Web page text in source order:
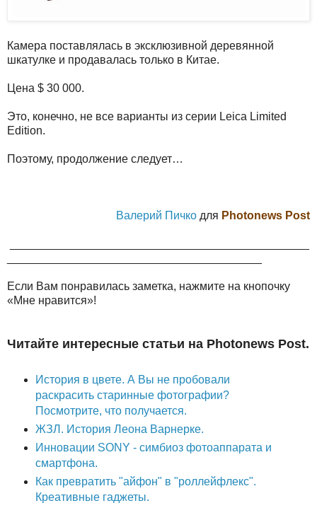
Камера поставлялась в эксклюзивной деревянной
шкатулке и продавалась только в Китае.
Цена $ 30 000.
Это, конечно, не все варианты из серии Leica Limited
Edition.
Поэтому, продолжение следует…
Валерий Пичко для Photonews Post
Если Вам понравилась заметка, нажмите на кнопочку
«Мне нравится»!
Читайте интересные статьи на Photonews Post.
История в цвете. А Вы не пробовали
раскрасить старинные фотографии?
Посмотрите, что получается.
ЖЗЛ. История Леона Варнерке.
Инновации SONY - симбиоз фотоаппарата и
смартфона.
Как превратить "айфон" в "роллейфлекс".
Креативные гаджеты.